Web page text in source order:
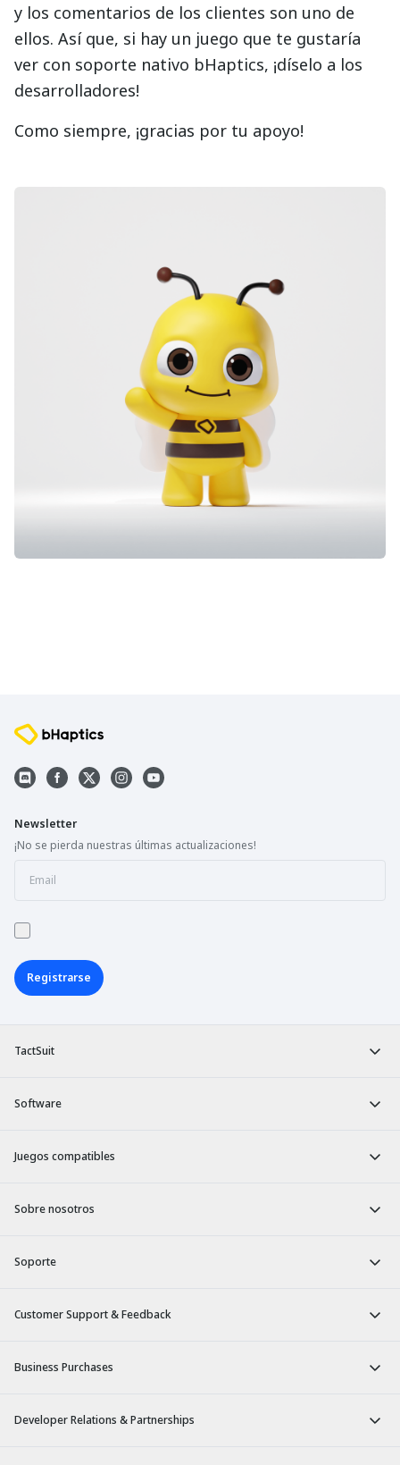
y los comentarios de los clientes son uno de
ellos. Así que, si hay un juego que te gustaría
ver con soporte nativo bHaptics, ¡díselo a los
desarrolladores!
Como siempre, ¡gracias por tu apoyo!
TactSuit
Software
Juegos compatibles
Sobre nosotros
Soporte
Customer Support & Feedback
Business Purchases
Developer Relations & Partnerships
Newsletter
¡No se pierda nuestras últimas actualizaciones!
Registrarse